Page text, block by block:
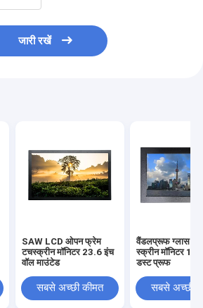
जारी रखें
SAW LCD ओपन फ्रेम
टचस्क्रीन मॉनिटर 23.6 इंच
वॉल माउंटेड
सबसे अच्छी कीमत
वैंडलप्रूफ ग्लास सॉ
स्क्रीन मॉनिटर
डस्ट प्रूफ
सबसे अच्छी